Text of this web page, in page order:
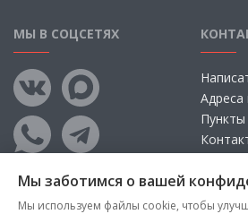
МЫ В СОЦСЕТЯХ
Адреса
Мы заботимся о вашей
Мы используем файлы cookie, чтобы